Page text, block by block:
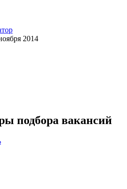
2014
подбора вакансий